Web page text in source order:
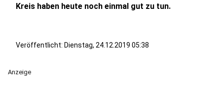
Kreis haben heute noch einmal gut zu tun.
Veröffentlicht: Dienstag, 24.12.2019 05:38
Anzeige